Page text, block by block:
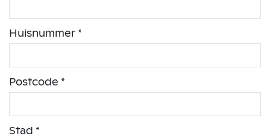
Huisnummer *
Postcode *
Stad *